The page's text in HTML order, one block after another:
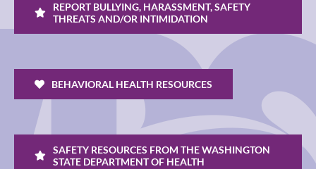
REPORT BULLYING, HARASSMENT, SAFETY
THREATS AND/OR INTIMIDATION
BEHAVIORAL HEALTH RESOURCES
SAFETY RESOURCES FROM THE WASHINGTON
STATE DEPARTMENT OF HEALTH